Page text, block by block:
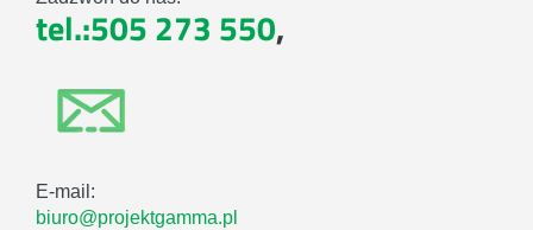
tel.:505 273 550,
E-mail:
biuro@projektgamma.pl